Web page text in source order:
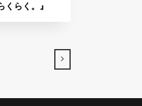
らく。』
→